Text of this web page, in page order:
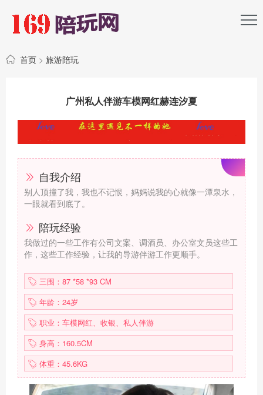
首页 > 旅游陪玩
广州私人伴游车模网红赫连汐夏
自我介绍
别人顶撞了我，我也不记恨，妈妈说我的心就像一潭泉水，
一眼就看到底了。
陪玩经验
我做过的一些工作有公司文案、调酒员、办公室文员这些工
作，这些工作经验，让我的导游伴游工作更顺手。
三围：87 *58 *93 CM
年龄：24岁
职业：车模网红、收银、私人伴游
身高：160.5CM
体重：45.6KG